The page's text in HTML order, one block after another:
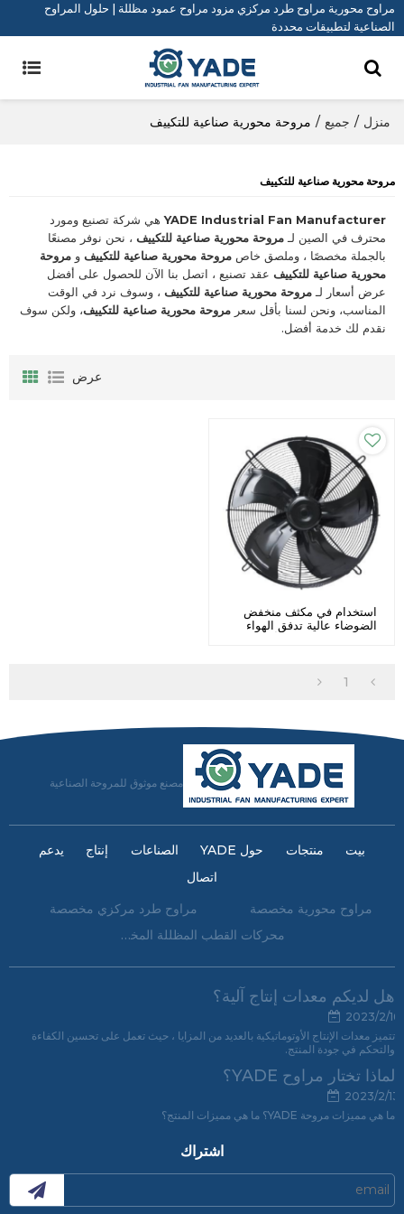
مراوح محورية مراوح طرد مركزي مزود مراوح عمود مظللة | حلول المراوح
الصناعية لتطبيقات محددة
منزل / جميع / مروحة محورية صناعية للتكييف
مروحة محورية صناعية للتكييف
YADE Industrial Fan Manufacturerهي شركة تصنيع ومورد
محترف في الصين لـ مروحة محورية صناعية للتكييف ، نحن نوفر مصنعًا
بالجملة مخصصًا ، وملصق خاص مروحة محورية صناعية للتكييف و مروحة
محورية صناعية للتكييف عقد تصنيع ، اتصل بنا الآن للحصول على أفضل
عرض أسعار لـ مروحة محورية صناعية للتكييف ، وسوف نرد في الوقت
المناسب، ونحن لسنا بأقل سعر مروحة محورية صناعية للتكييف، ولكن سوف
نقدم لك خدمة أفضل.
عرض
استخدام في مكثف منخفض
الضوضاء عالية تدفق الهواء
1
مصنع موثوق للمروحة الصناعية
بيت منتجات حول YADE الصناعات إنتاج
يدعم
اتصال
مراوح محورية مخصصة
مراوح طرد مركزي مخصصة
محركات القطب المظللة المخصصة
هل لديكم معدات إنتاج آلية؟
2023/2/16
تتميز معدات الإنتاج الأوتوماتيكية بالعديد من المزايا ، حيث تعمل على تحسين الكفاءة
والتحكم في جودة المنتج.
لماذا تختار مراوح YADE؟
2023/2/13
ما هي مميزات مروحة YADE؟ ما هي مميزات المنتج؟
اشتراك